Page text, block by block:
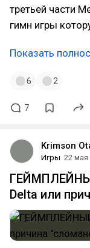
третьей части
гимн игры
Показать
6 2
7
Krimson
Игры 22 мая
Delta или